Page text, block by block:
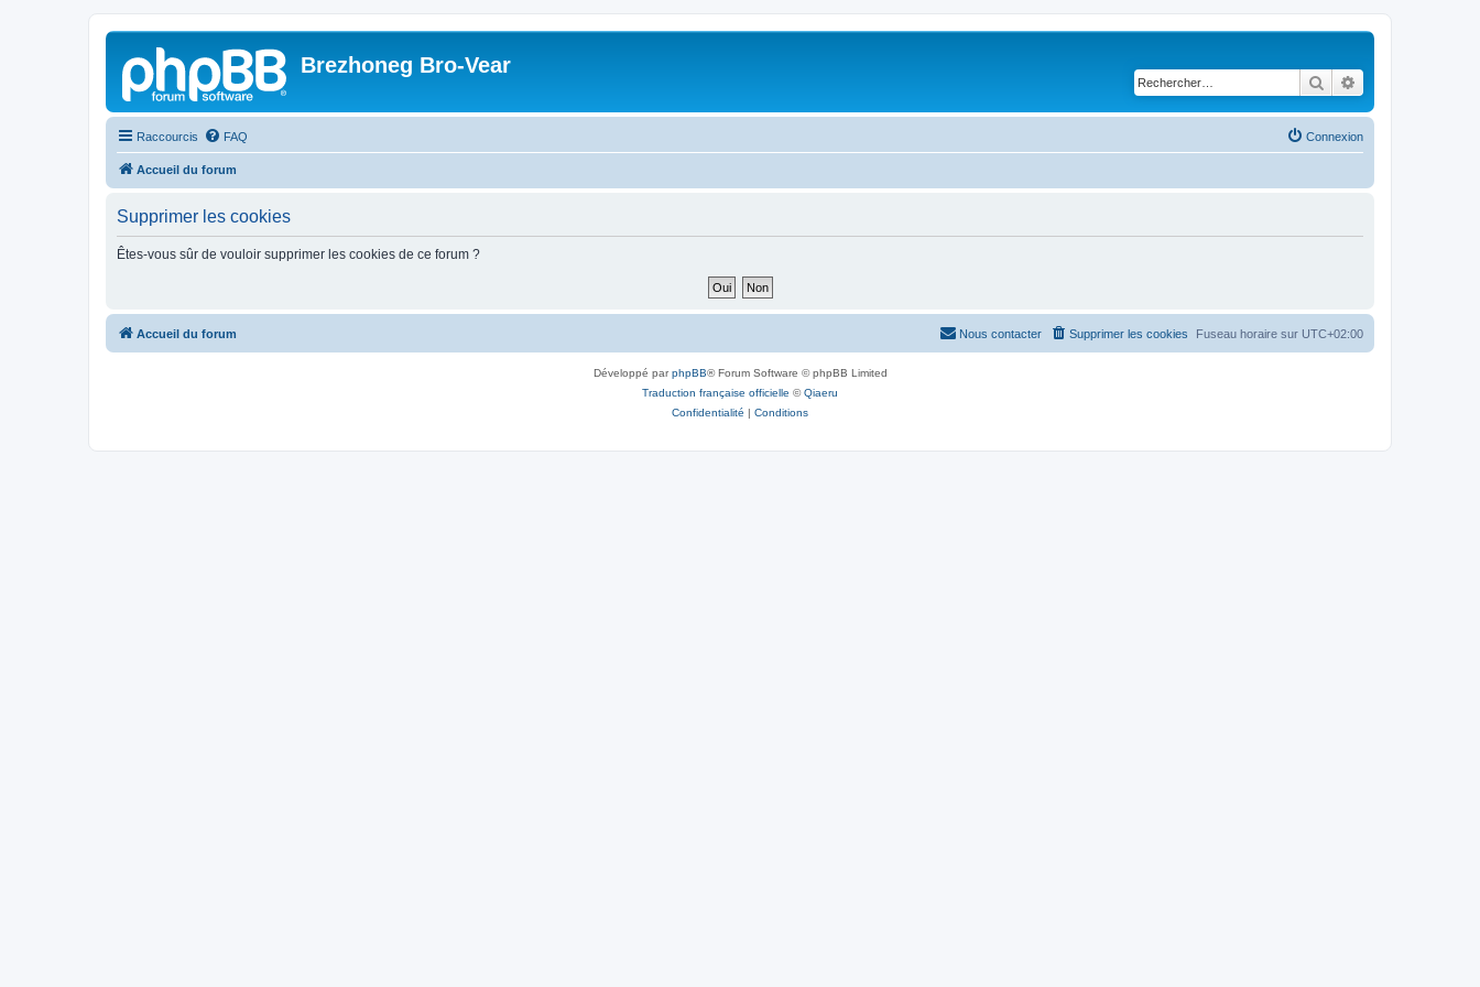
Brezhoneg Bro-Vear
Rechercher
Raccourcis FAQ Connexion
Accueil du forum
Supprimer les cookies
Êtes-vous sûr de vouloir supprimer les cookies de ce forum ?
Accueil du forum Fuseau horaire sur UTC+02:00
Supprimer les cookies
Nous contacter
Développé parphpBB® Forum Software © phpBB Limited
Traduction française officielle ©Qiaeru
Confidentialité | Conditions